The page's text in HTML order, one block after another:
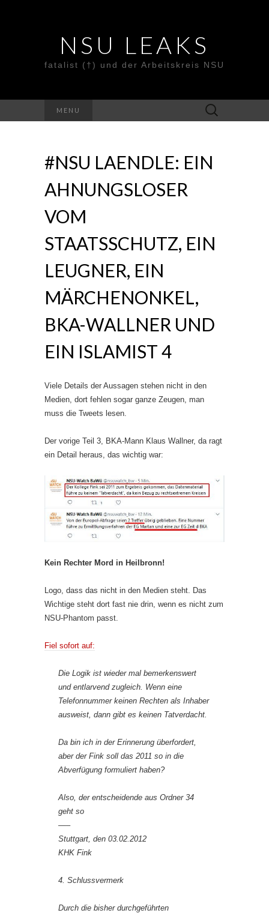
NSU LEAKS
fatalist (†) und der Arbeitskreis NSU
MENU
Suche
nach:
#NSU LAENDLE: EIN
AHNUNGSLOSER
VOM
STAATSSCHUTZ, EIN
LEUGNER, EIN
MÄRCHENONKEL,
BKA-WALLNER UND
EIN ISLAMIST 4
Viele Details der Aussagen stehen nicht in den
Medien, dort fehlen sogar ganze Zeugen, man
muss die Tweets lesen.
Der vorige Teil 3, BKA-Mann Klaus Wallner, da ragt
ein Detail heraus, das wichtig war:
Kein Rechter Mord in Heilbronn!
Logo, dass das nicht in den Medien steht. Das
Wichtige steht dort fast nie drin, wenn es nicht zum
NSU-Phantom passt.
Fiel sofort auf:
Die Logik ist wieder mal bemerkenswert
und entlarvend zugleich. Wenn eine
Telefonnummer keinen Rechten als Inhaber
ausweist, dann gibt es keinen Tatverdacht.
Da bin ich in der Erinnerung überfordert,
aber der Fink soll das 2011 so in die
Abverfügung formuliert haben?
Also, der entscheidende aus Ordner 34
geht so
—–
Stuttgart, den 03.02.2012
KHK Fink
4. Schlussvermerk
Durch die bisher durchgeführten